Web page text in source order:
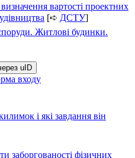
вартості проектних
[➪ ДСТУ]
Житлові будинки.
uID
входу
і які завдання він
заборгованості фізичних